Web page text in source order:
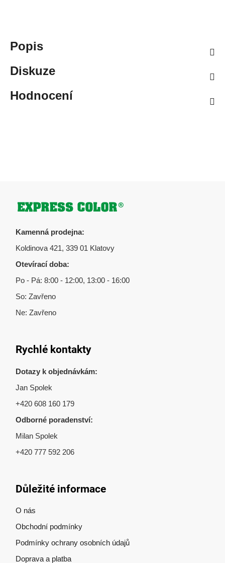
Popis
Diskuze
Hodnocení
Zápatí
Kamenná prodejna:
Koldinova 421, 339 01 Klatovy
Otevírací doba:
Po - Pá: 8:00 - 12:00, 13:00 - 16:00
So: Zavřeno
Ne: Zavřeno
Rychlé kontakty
Dotazy k objednávkám:
Jan Spolek
+420 608 160 179
Odborné poradenství:
Milan Spolek
+420 777 592 206
Důležité informace
O nás
Obchodní podmínky
Podmínky ochrany osobních údajů
Doprava a platba